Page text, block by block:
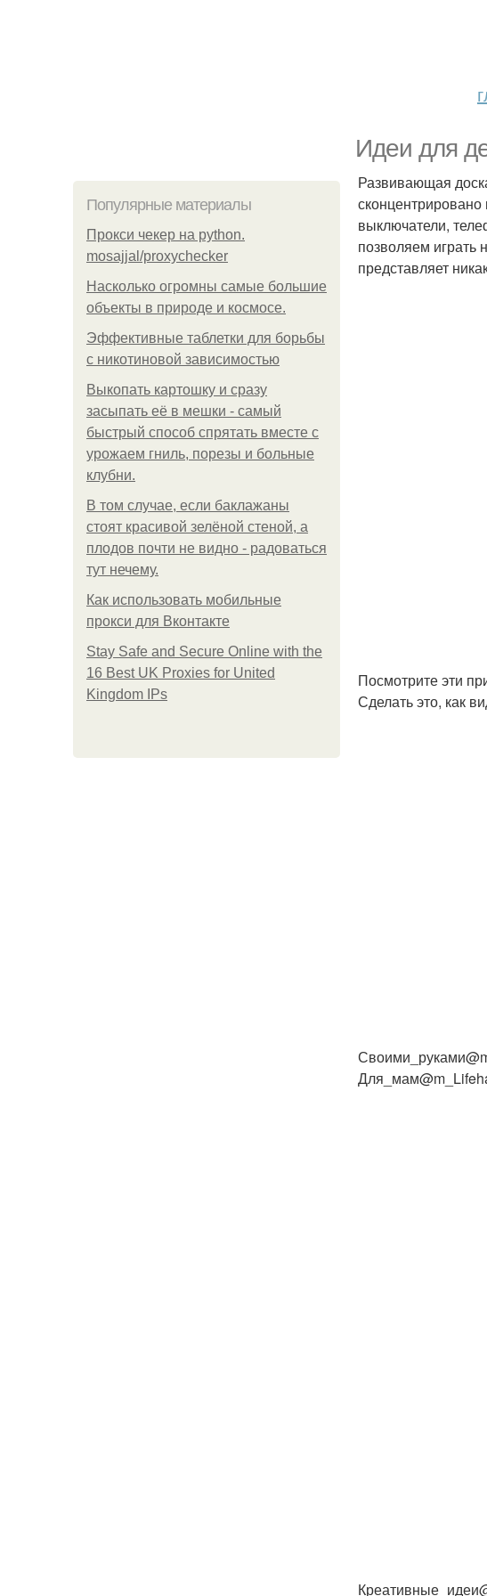
Идеи для
Популярные материалы
Прокси чекер на python.
mosajjal/proxychecker
Насколько огромны самые большие
объекты в природе и космосе.
Эффективные таблетки для борьбы
с никотиновой зависимостью
Выкопать картошку и сразу
засыпать её в мешки - самый
быстрый способ спрятать вместе с
урожаем гниль, порезы и больные
клубни.
В том случае, если баклажаны
стоят красивой зелёной стеной, а
плодов почти не видно - радоваться
тут нечему.
Как использовать мобильные
прокси для Вконтакте
Stay Safe and Secure Online with the
16 Best UK Proxies for United
Kingdom IPs
Развивающая
выключатели,
позволяем играть
представляет
Посмотрите эти
Сделать это, как